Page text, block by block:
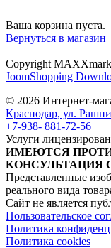
Ваша корзина пуста.
Вернуться в магазин
Copyright
JoomShopping
© 2026 Интернет-
Краснодар, ул.
+7-938- 881-72-56
Услуги
ИМЕЮТСЯ
КОНСУЛЬТАЦИЯ
Представленные
реального вида
Сайт не является
Пользовательское
Политика
Политика cookies